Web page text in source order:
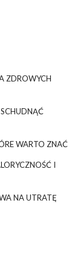
ZDROWYCH
WARTO ZNAĆ
I
NA UTRATĘ